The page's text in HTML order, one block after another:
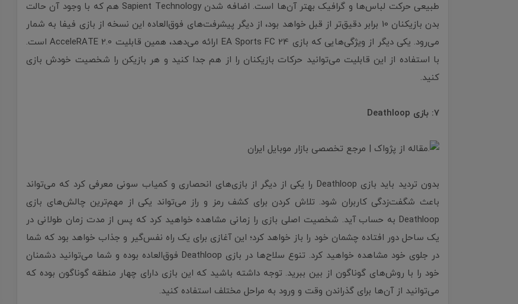
طبیعی حرکت لباس‌ها و گرافیک بهتر آن‌ها است. اضافه شدن Sapient Technology هم که با وجود آن حالت
بدن بازیکنان 10 برابر دقیق‌تر از قبل خواهد بود، از دیگر پیشرفت‌های فوق‌العاده این نسخه از بازی فیفا به شمار
می‌رود. یکی دیگر از ویژگی‌هایی که بازی EA Sports FC 24 ارائه می‌دهد، همین قابلیت AcceleRATE 2.0 است.
با استفاده از این قابلیت می‌توانید حرکات بازیکنان را از هم جدا کنید و هر بازیکن را شخصیت خودش بازی
کنید.
7: بازی Deathloop
بدون تردید باید بازی Deathloop را یکی از دیگر از بازی‌های انحصاری و کمیاب سونی معرفی کرد که می‌تواند
باعث شگفت‌زدگی کاربران شود. تلاش کردن برای کشف رمز و راز می‌تواند یکی از مهم‌ترین چالش‌های بازی
Deathloop به حساب آید. شخصیت اصلی بازی را زمانی مشاهده خواهید کرد که پس از مدت زمان طولانی در
یک ساحل دور افتاده چشمان خود را باز خواهد کرد؛ این آغازی برای یک راه نفس‌گیر و جذاب خواهد بود که شما
در جلوی خود مشاهده خواهید کرد. تنوع سلاح‌ها در بازی Deathloop فوق‌العاده بوده و شما می‌توانید دشمنان
خود را با روش‌های گوناگون از بین ببرید. توجه داشته باشید که این بازی دارای چهار منطقه گوناگون بوده که
می‌توانید از آن‌ها برای گذراندن وقت و ورود به مراحل مختلف استفاده کنید.